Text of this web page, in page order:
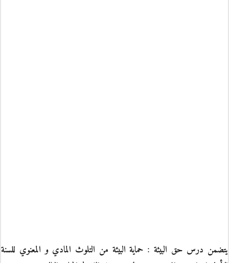
يتضمن درس حق البيئة : حماية البيئة من التلوث المادي و المعنوي للسنة